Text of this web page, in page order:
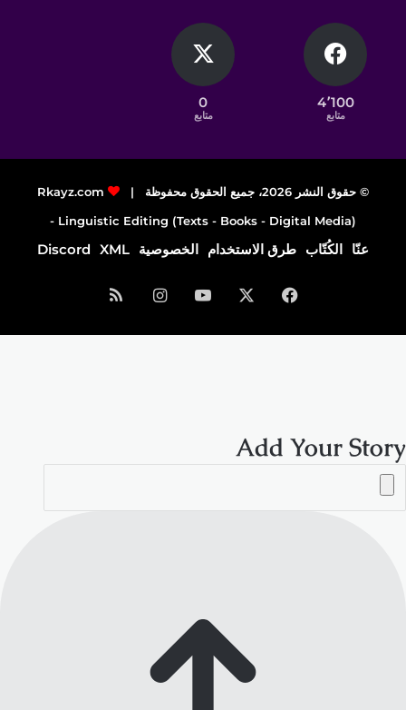
4٬100
متابع
0
متابع
© حقوق النشر 2026، جميع الحقوق محفوظة |
Rkayz.com
Linguistic Editing (Texts - Books - Digital Media) -
عنّا الكُتّاب طرق الاستخدام الخصوصية XML
Discord
فيسبوك ‫YouTubeانستقرامملخص
الموقع
Add Your Story